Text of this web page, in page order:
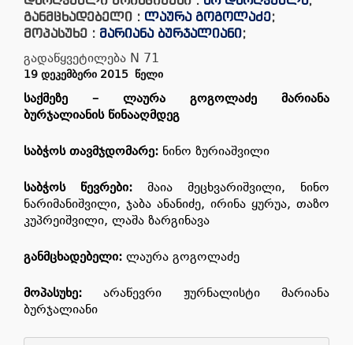
განმცხადებელი : ლაურა გოგოლაძე;
მოპასუხე : მარიანა ბურჯალიანი;
გადაწყვეტილება N 71
19 ᲓᲔᲙᲔᲛᲑᲔᲠᲘ 2015 ᲬᲔᲚᲘ
საქმეზე –
ლაურა გოგოლაძე მარიანა
ბურჯალიანის წინააღმდეგ
საბჭოს თავმჯდომარე: ნინო ზურიაშვილი
საბჭოს წევრები: მაია მეცხვარიშვილი, ნინო
ნარიმანიშვილი, ჯაბა ანანიძე, ირინა ყურუა, თაზო
კუპრეიშვილი, ლაშა ზარგინავა
განმცხადებელი: ლაურა გოგოლაძე
მოპასუხე: არაწევრი ჟურნალისტი მარიანა
ბურჯალიანი